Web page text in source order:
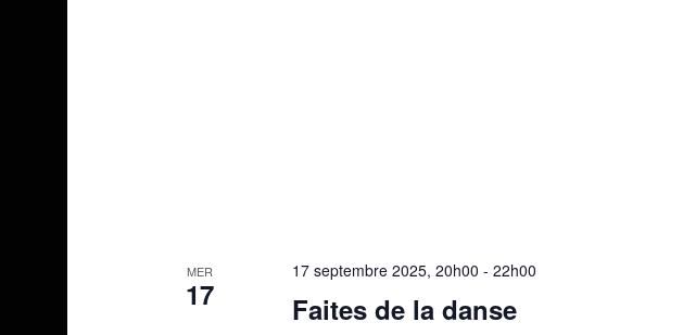
MER
17
17 septembre 2025, 20h00 - 22h00
Faites de la danse